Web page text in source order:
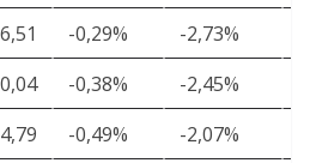
-0,29% -2,73%
-0,38% -2,45%
-0,49% -2,07%